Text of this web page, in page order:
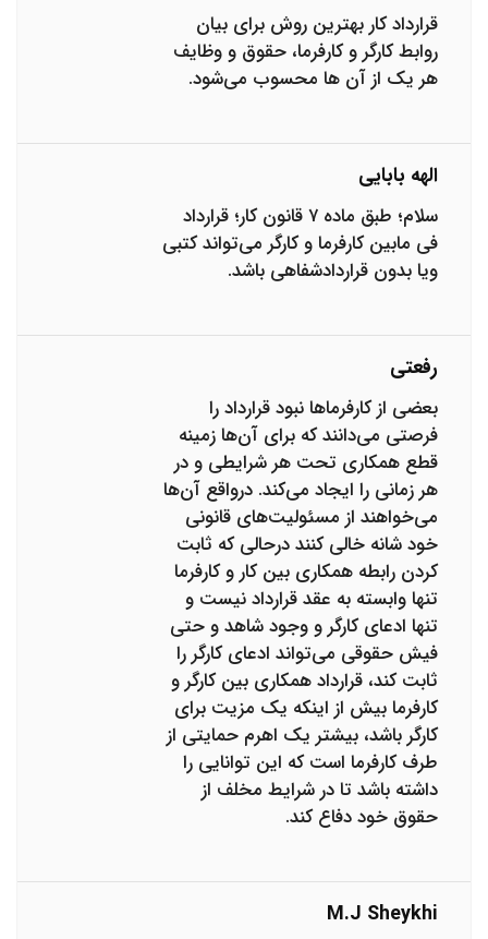
قرارداد کار بهترین روش برای بیان
روابط کارگر و کارفرما، حقوق و وظایف
هر یک از آن ها محسوب می‌شود.
الهه بابایی
سلام؛ طبق ماده ۷ قانون کار؛ قرارداد
فی مابین کارفرما و کارگر می‌تواند کتبی
ویا بدون قراردادشفاهی باشد.
رفعتی
بعضی از کارفرماها نبود قرارداد را
فرصتی می‌دانند که برای آن‌ها زمینه
قطع همکاری تحت هر شرایطی و در
هر زمانی را ایجاد می‌کند. درواقع آن‌ها
می‌خواهند از مسئولیت‌های قانونی
خود شانه خالی کنند درحالی که ثابت
کردن رابطه همکاری بین کار و کارفرما
تنها وابسته به عقد قرارداد نیست و
تنها ادعای کارگر و وجود شاهد و حتی
فیش حقوقی می‌تواند ادعای کارگر را
ثابت کند، قرارداد همکاری بین کارگر و
کارفرما بیش از اینکه یک مزیت برای
کارگر باشد، بیشتر یک اهرم حمایتی از
طرف کارفرما است که این توانایی را
داشته باشد تا در شرایط مخلف از
حقوق خود دفاع کند.
M.j Sheykhi